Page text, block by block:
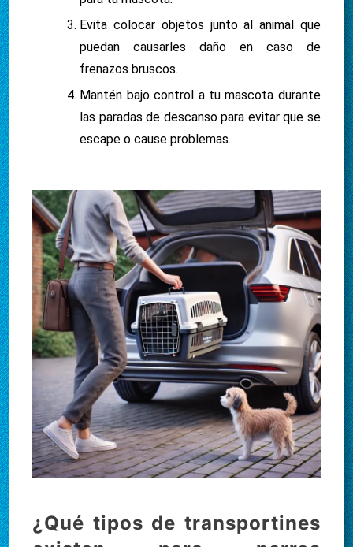
Evita colocar objetos junto al animal que
puedan causarles daño en caso de
frenazos bruscos.
Mantén bajo control a tu mascota durante
las paradas de descanso para evitar que se
escape o cause problemas.
¿Qué tipos de transportines